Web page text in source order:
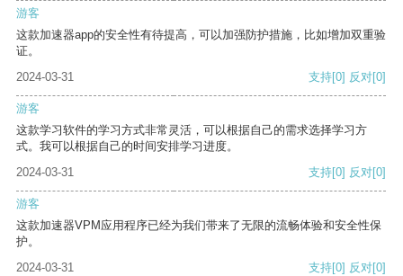
游客
这款加速器app的安全性有待提高，可以加强防护措施，比如增加双重验
证。
2024-03-31
支持[0] 反对[0]
游客
这款学习软件的学习方式非常灵活，可以根据自己的需求选择学习方
式。我可以根据自己的时间安排学习进度。
2024-03-31
支持[0] 反对[0]
游客
这款加速器VPM应用程序已经为我们带来了无限的流畅体验和安全性保
护。
2024-03-31
支持[0] 反对[0]